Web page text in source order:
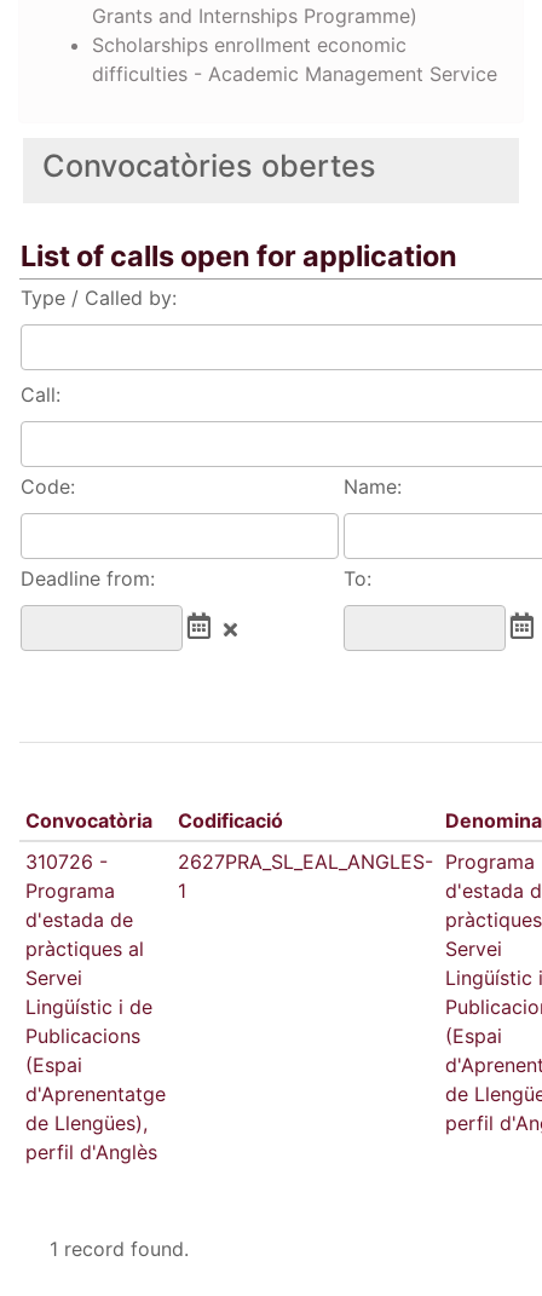
Convocatòries obertes
List of calls open for application
Type / Called by:
Call:
Code: Name:
Deadline from: To:
Convocatòria Codificació
310726 -
Programa
d'estada de
pràctiques al
Servei
Lingüístic i de
Publicacions
(Espai
d'Aprenentatge
de Llengües),
perfil d'Anglès
2627PRA_SL_EAL_ANGLES-
1
Programa
d'estada
Servei
Lingüístic
(Espai
de
perfil
1 record found.
Grants and Internships Programme)
Scholarships enrollment economic
difficulties - Academic Management Service